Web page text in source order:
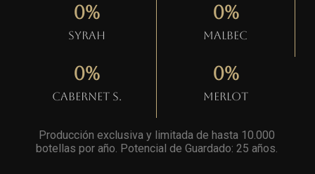
Syrah
0%
Malbec
0%
Cabernet S.
0%
Merlot
0%
Producción exclusiva y limitada de hasta 10.000
botellas por año. Potencial de Guardado: 25 años